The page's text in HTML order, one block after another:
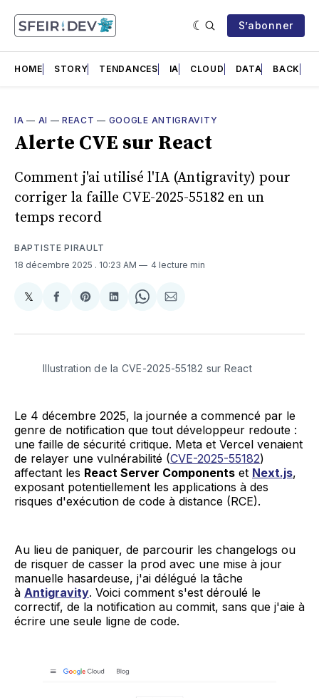
S’abonner
HOME STORY TENDANCES IA CLOUD DATA BACK
IA — AI —REACT — GOOGLE ANTIGRAVITY
Alerte CVE sur React
Comment j'ai utilisé l'IA (Antigravity) pour
corriger la faille CVE-2025-55182 en un
temps record
BAPTISTE PIRAULT
18 décembre 2025 . 10:23 AM 4 lecture min
𝕏Share
X
Partager
Facebook
Share
Pinterest
Partager
LinkedIn
Share
WhatsApp
Partager
Courriel
Illustration de la CVE-2025-55182 sur React
Le 4 décembre 2025, la journée a commencé par le
genre de notification que tout développeur redoute :
une faille de sécurité critique. Meta et Vercel venaient
de relayer une vulnérabilité (CVE-2025-55182)
affectant les React Server Components et Next.js,
exposant potentiellement les applications à des
risques d'exécution de code à distance (RCE).
Au lieu de paniquer, de parcourir les changelogs ou
de risquer de casser la prod avec une mise à jour
manuelle hasardeuse, j'ai délégué la tâche
à Antigravity. Voici comment s'est déroulé le
correctif, de la notification au commit, sans que j'aie à
écrire une seule ligne de code.